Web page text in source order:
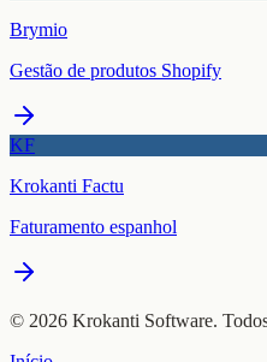
Brymio
Gestão de produtos Shopify
KF
Krokanti Factu
Faturamento espanhol
© 2026 Krokanti Software.